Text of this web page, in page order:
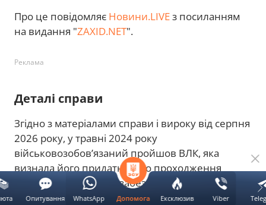
Про це повідомляє Новини.LIVEз посиланням
на видання "ZAXID.NET".
Реклама
Деталі справи
Згідно з матеріалами справи і вироку від серпня
2026 року, у травні 2024 року
військовозобов’язаний пройшов ВЛК, яка
визнала його придатним до проходження
служби у підрозділах забезпечення, тобто в
тилових частинах. Орієнтовно через місяць
Допомога Ексклюзив Viber
Опитування WhatsApp